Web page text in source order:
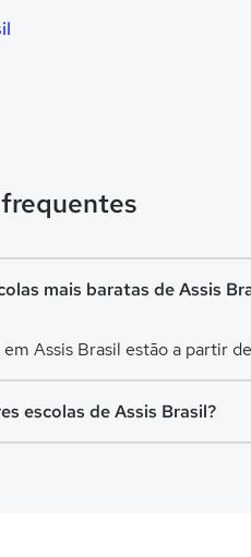
mais baratas de Assis
Assis Brasil estão a partir
escolas de Assis Brasil?